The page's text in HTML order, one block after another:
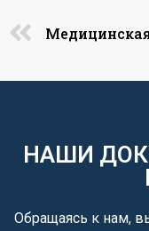
НАШИ
Обращаясь к нам,